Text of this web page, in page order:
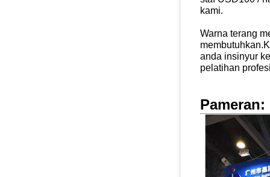
kami.
Warna terang
anda insinyur
pelatihan
Pameran: